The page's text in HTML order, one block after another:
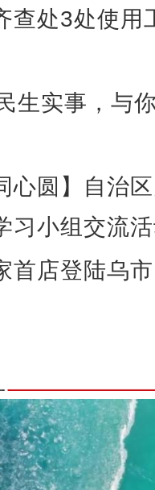
查处3处使用
生实事，与
心圆】自治
习小组交流
首店登陆乌
】喀什古城旅拍
团昆玉市：荒